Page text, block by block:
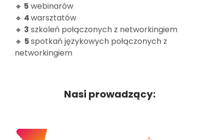
🔸 5 webinarów
🔸 4warsztatów
🔸 3 szkoleń połączonych z networkingiem
🔸 5spotkań językowych połączonych z
networkingiem
Nasi prowadzący: